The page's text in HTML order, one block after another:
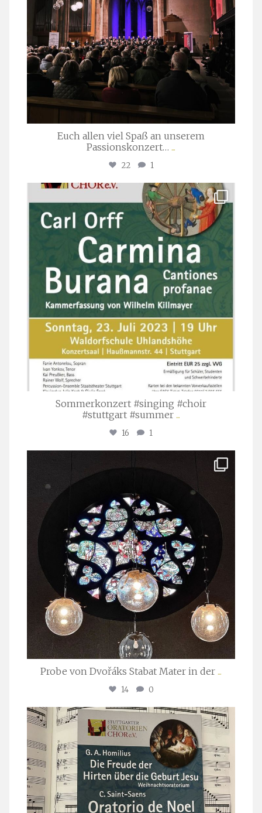
Euch allen viel Spaß an unserem
Passionskonzert… ...
22 1
stuttgarter_oratorienchor
Juli 22
Sommerkonzert #singing #choir
#stuttgart #summer ...
16 1
Apr. 1
Probe von Dvořáks Stabat Mater in der ...
14 0
stuttgarter_oratorienchor
Nov. 29